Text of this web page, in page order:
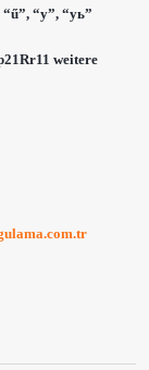
“y”, “уь”
weitere